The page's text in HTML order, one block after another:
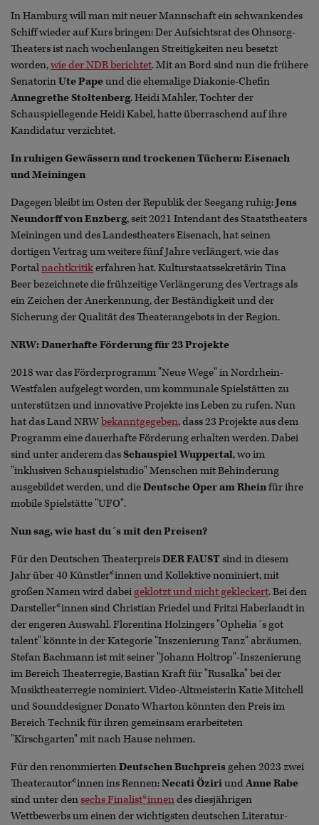
In Hamburg will man mit neuer Mannschaft ein schwankendes
Schiff wieder auf Kurs bringen: Der Aufsichtsrat des Ohnsorg-
Theaters ist nach wochenlangen Streitigkeiten neu besetzt
worden,wie der NDR berichtet. Mit an Bord sind nun die frühere
SenatorinUte Papeund die ehemalige Diakonie-Chefin
Annegrethe Stoltenberg. Heidi Mahler, Tochter der
Schauspiellegende Heidi Kabel, hatte überraschend auf ihre
Kandidatur verzichtet.
In ruhigen Gewässern und trockenen Tüchern: Eisenach
und Meiningen
Dagegen bleibt im Osten der Republik der Seegang ruhig:Jens
Neundorff von Enzberg, seit 2021 Intendant des Staatstheaters
Meiningen und des Landestheaters Eisenach, hat seinen
dortigen Vertrag um weitere fünf Jahre verlängert, wie das
Portalnachtkritikerfahren hat. Kulturstaatssekretärin Tina
Beer bezeichnete die frühzeitige Verlängerung des Vertrags als
ein Zeichen der Anerkennung, der Beständigkeit und der
Sicherung der Qualität des Theaterangebots in der Region.
NRW: Dauerhafte Förderung für 23 Projekte
2018 war das Förderprogramm "Neue Wege" in Nordrhein-
Westfalen aufgelegt worden, um kommunale Spielstätten zu
unterstützen und innovative Projekte ins Leben zu rufen. Nun
hat das Land NRWbekanntgegeben, dass 23 Projekte aus dem
Programm eine dauerhafte Förderung erhalten werden. Dabei
sind unter anderem dasSchauspiel Wuppertal, wo im
"inklusiven Schauspielstudio" Menschen mit Behinderung
ausgebildet werden, und dieDeutsche Oper am Rheinfür ihre
mobile Spielstätte "UFO".
Nun sag, wie hast du´s mit den Preisen?
Für den Deutschen TheaterpreisDER FAUSTsind in diesem
Jahr über 40 Künstler*innen und Kollektive nominiert, mit
großen Namen wird dabeigeklotzt und nicht gekleckert. Bei den
Darsteller*innen sind Christian Friedel und Fritzi Haberlandt in
der engeren Auswahl. Florentina Holzingers "Ophelia´s got
talent" könnte in der Kategorie "Inszenierung Tanz" abräumen,
Stefan Bachmann ist mit seiner "Johann Holtrop"-Inszenierung
im Bereich Theaterregie, Bastian Kraft für "Rusalka" bei der
Musiktheaterregie nominiert. Video-Altmeisterin Katie Mitchell
und Sounddesigner Donato Wharton könnten den Preis im
Bereich Technik für ihren gemeinsam erarbeiteten
"Kirschgarten" mit nach Hause nehmen.
Für den renommiertenDeutschen Buchpreisgehen 2023 zwei
Theaterautor*innen ins Rennen:Necati ÖziriundAnne Rabe
sind unter densechs Finalist*innendes diesjährigen
Wettbewerbs um einen der wichtigsten deutschen Literatur-